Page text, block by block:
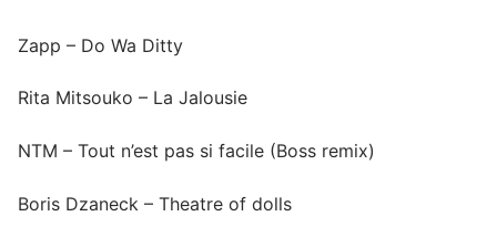
Zapp – Do Wa Ditty
Rita Mitsouko – La Jalousie
NTM – Tout n’est pas si facile (Boss remix)
Boris Dzaneck – Theatre of dolls